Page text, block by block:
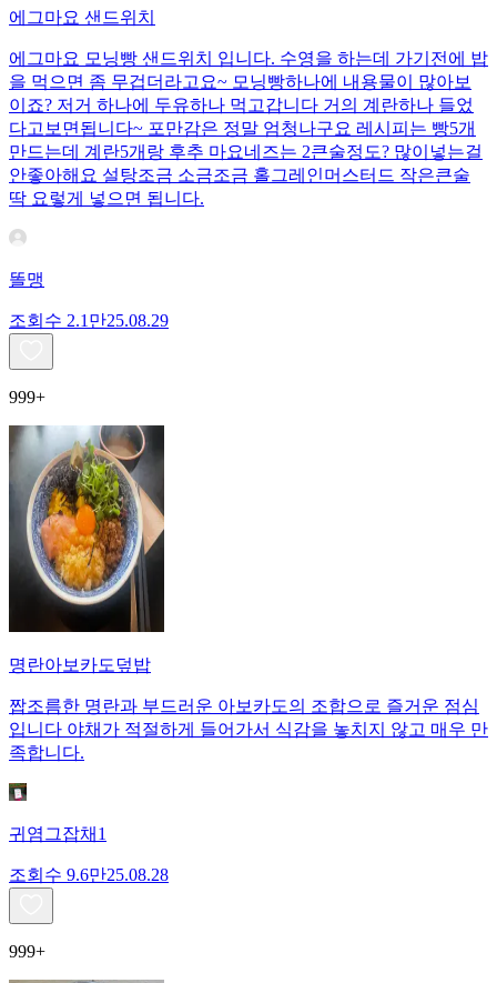
에그마요 샌드위치
에그마요 모닝빵 샌드위치 입니다. 수영을 하는데 가기전에 밥
을 먹으면 좀 무겁더라고요~ 모닝빵하나에 내용물이 많아보
이죠? 저거 하나에 두유하나 먹고갑니다 거의 계란하나 들었
다고보면됩니다~ 포만감은 정말 엄청나구요 레시피는 빵5개
만드는데 계란5개랑 후추 마요네즈는 2큰술정도? 많이넣는걸
안좋아해요 설탕조금 소금조금 홀그레인머스터드 작은큰술
딱 요렇게 넣으면 됩니다.
똘맹
조회수 2.1만25.08.29
999+
명란아보카도덮밥
짭조름한 명란과 부드러운 아보카도의 조합으로 즐거운 점심
입니다 야채가 적절하게 들어가서 식감을 놓치지 않고 매우 만
족합니다.
귀염그잡채1
조회수 9.6만25.08.28
999+